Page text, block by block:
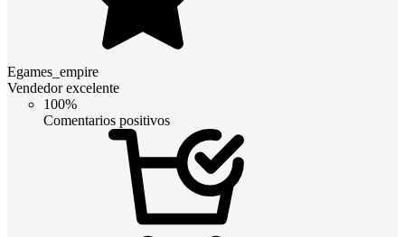
Egames_empire
Vendedor excelente
100%
Comentarios positivos